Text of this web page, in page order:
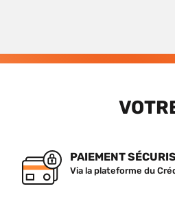
PAIEMENT
Via la plateforme du